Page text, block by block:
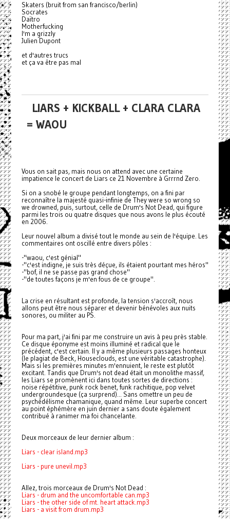
Skaters (bruit from san francisco/berlin)
Socrates
Daïtro
Motherfucking
I'm a grizzly
Julien Dupont
et d'autres trucs
et ça va être pas mal
LIARS + KICKBALL + CLARA CLARA
= WAOU
Vous on sait pas, mais nous on attend avec une certaine
impatience le concert de Liars ce 21 Novembre à Grrrnd Zero.
Si on a snobé le groupe pendant longtemps, on a fini par
reconnaître la majesté quasi-infinie de They were so wrong so
we drowned, puis, surtout, celle de Drum's Not Dead, qui figure
parmi les trois ou quatre disques que nous avons le plus écouté
en 2006.
Leur nouvel album a divisé tout le monde au sein de l'équipe. Les
commentaires ont oscillé entre divers pôles :
-"waou, c'est génial"
-"c'est indigne, je suis très déçue, ils étaient pourtant mes héros"
-"bof, il ne se passe pas grand chose"
-"de toutes façons je m'en fous de ce groupe".
La crise en résultant est profonde, la tension s'accroît, nous
allons peut être nous séparer et devenir bénévoles aux nuits
sonores, ou militer au PS.
Pour ma part, j'ai fini par me construire un avis à peu près stable.
Ce disque éponyme est moins illuminé et radical que le
précédent, c'est certain. Il y a même plusieurs passages honteux
(le plagiat de Beck, Houseclouds, est une véritable catastrophe).
Mais si les premières minutes m'ennuient, le reste est plutôt
excitant. Tandis que Drum's not dead était un monolithe massif,
les Liars se promènent ici dans toutes sortes de directions :
noise répétitive, punk rock benet, funk rachitique, pop velvet
undergroundesque (ça surprend)... Sans omettre un peu de
psychédélisme chamanique, quand même. Leur superbe concert
au point éphémère en juin dernier a sans doute également
contribué à ranimer ma foi chancelante.
Deux morceaux de leur dernier album :
Liars - clear island.mp3
Liars - pure unevil.mp3
Allez, trois morceaux de Drum's Not Dead :
Liars - drum and the uncomfortable can.mp3
Liars - the other side of mt. heart attack.mp3
Liars - a visit from drum.mp3